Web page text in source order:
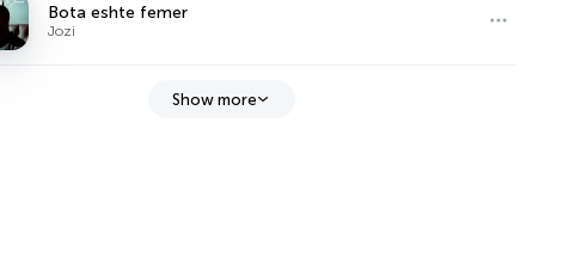
Bota eshte femer
Jozi
Show more